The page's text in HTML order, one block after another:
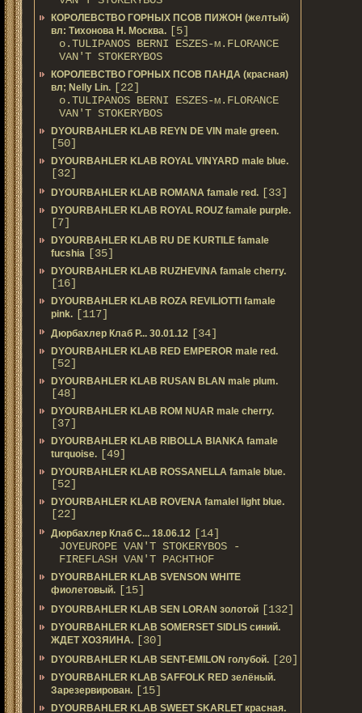
КОРОЛЕВСТВО ГОРНЫХ ПСОВ ПИЖОН (желтый)
вл: Тихонова Н. Москва. [5]
о.TULIPANOS BERNI ESZES-м.FLORANCE
VAN'T STOKERYBOS
КОРОЛЕВСТВО ГОРНЫХ ПСОВ ПАНДА (красная)
вл; Nelly Lin. [22]
о.TULIPANOS BERNI ESZES-м.FLORANCE
VAN'T STOKERYBOS
DYOURBAHLER KLAB REYN DE VIN male green.
[50]
DYOURBAHLER KLAB ROYAL VINYARD male blue.
[32]
DYOURBAHLER KLAB ROMANA famale red. [33]
DYOURBAHLER KLAB ROYAL ROUZ famale purple.
[7]
DYOURBAHLER KLAB RU DE KURTILE famale
fucshia [35]
DYOURBAHLER KLAB RUZHEVINA famale cherry.
[16]
DYOURBAHLER KLAB ROZA REVILIOTTI famale
pink. [117]
Дюрбахлер Клаб Р... 30.01.12 [34]
DYOURBAHLER KLAB RED EMPEROR male red.
[52]
DYOURBAHLER KLAB RUSAN BLAN male plum.
[48]
DYOURBAHLER KLAB ROM NUAR male cherry.
[37]
DYOURBAHLER KLAB RIBOLLA BIANKA famale
turquoise. [49]
DYOURBAHLER KLAB ROSSANELLA famale blue.
[52]
DYOURBAHLER KLAB ROVENA famalel light blue.
[22]
Дюрбахлер Клаб C... 18.06.12 [14]
JOYEUROPE VAN'T STOKERYBOS -
FIREFLASH VAN'T PACHTHOF
DYOURBAHLER KLAB SVENSON WHITE
фиолетовый. [15]
DYOURBAHLER KLAB SEN LORAN золотой [132]
DYOURBAHLER KLAB SOMERSET SIDLIS синий.
ЖДЕТ ХОЗЯИНА. [30]
DYOURBAHLER KLAB SENT-EMILON голубой. [20]
DYOURBAHLER KLAB SAFFOLK RED зелёный.
Зарезервирован. [15]
DYOURBAHLER KLAB SWEET SKARLET красная.